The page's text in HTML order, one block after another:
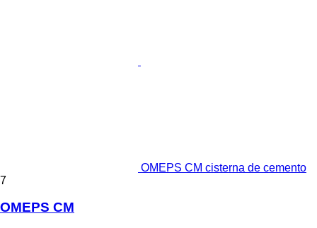
OMEPS CM cisterna de cemento
7
OMEPS CM